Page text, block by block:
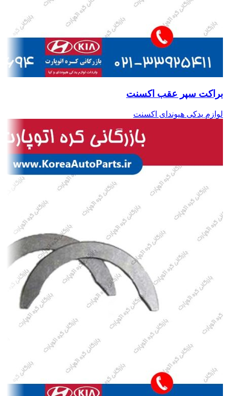
براکت سپر عقب اکسنت
لوازم یدکی هیوندای اکسنت